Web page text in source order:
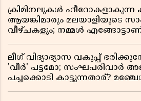
ക്രിമിനലുകൾ
ആയങ്കിമാരും മലയാളിയുടെ
വീഴ്ചകളും; നമ്മൾ
ലീഗ് വിദ്യാഭ്യാസ വകുപ്പ്
'വീർ' പട്ടമോ; സംഘപരിവാർ
പച്ചക്കൊടി കാട്ടുന്നതാര്?